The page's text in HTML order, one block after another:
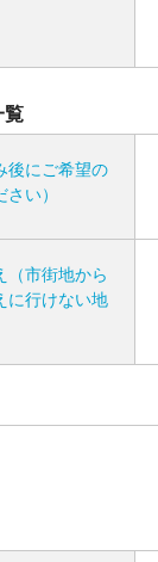
覧
後にご希望の
い）
（市街地から
に行けない地